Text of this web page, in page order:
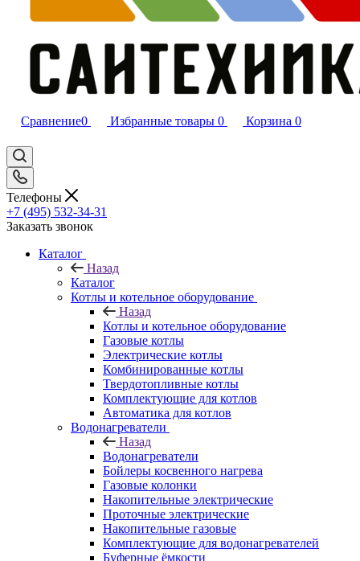
Сравнение0 Избранные товары 0 Корзина 0
Телефоны
+7 (495) 532‑34‑31
Заказать звонок
Каталог
Назад
Каталог
Котлы и котельное оборудование
Назад
Котлы и котельное оборудование
Газовые котлы
Электрические котлы
Комбинированные котлы
Твердотопливные котлы
Комплектующие для котлов
Автоматика для котлов
Водонагреватели
Назад
Водонагреватели
Бойлеры косвенного нагрева
Газовые колонки
Накопительные электрические
Проточные электрические
Накопительные газовые
Комплектующие для водонагревателей
Буферные ёмкости